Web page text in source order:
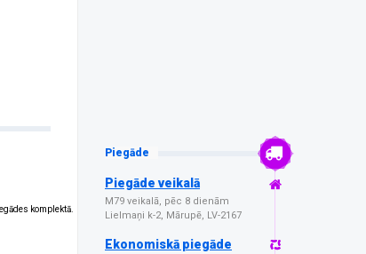
komplektā.
Piegāde
Piegāde veikalā
M79 veikalā, pēc 8 dienām
Lielmaņi k-2, Mārupē, LV-2167
Ekonomiskā piegāde